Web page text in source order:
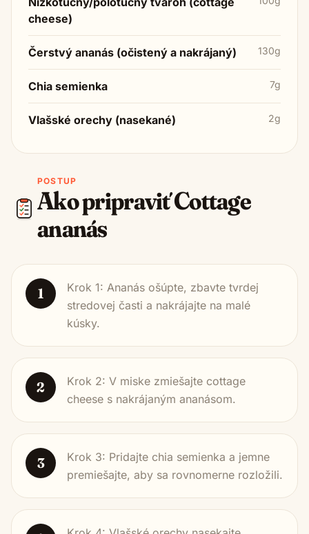
cheese)
Čerstvý ananás (očistený a nakrájaný) 130g
Chia semienka 7g
Vlašské orechy (nasekané) 2g
POSTUP
Ako pripraviťCottage
ananás
1
Krok 1: Ananás ošúpte, zbavte tvrdej
stredovej časti a nakrájajte na malé
kúsky.
2
Krok 2: V miske zmiešajte cottage
cheese s nakrájaným ananásom.
3
Krok 3: Pridajte chia semienka a jemne
premiešajte, aby sa rovnomerne rozložili.